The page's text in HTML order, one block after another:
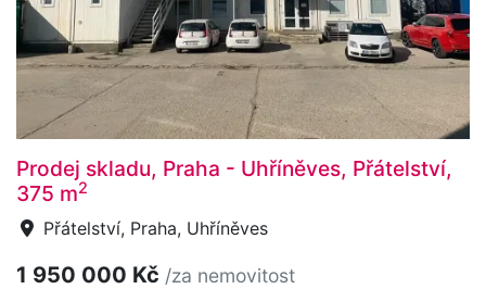
Prodej skladu, Praha - Uhříněves, Přátelství,
375 m2
Přátelství, Praha, Uhříněves
1 950 000 Kč /za nemovitost